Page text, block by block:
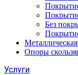
Без
Опоры
Услуги